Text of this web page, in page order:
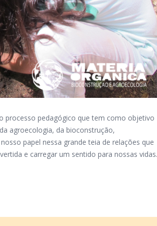
processo pedagógico que tem como objetivo
agroecologia, da bioconstrução,
papel nessa grande teia de relações que
e carregar um sentido para nossas vidas.